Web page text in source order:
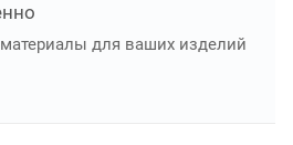
для ваших изделий